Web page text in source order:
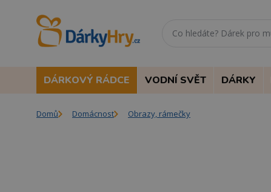
DÁRKOVÝ RÁDCE VODNÍ SVĚT DÁRKY
Domů Domácnost Obrazy, rámečky